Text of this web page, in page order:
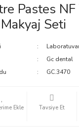
Pastes
Seti
Gc dental
GC.3470
Tavsiye Et